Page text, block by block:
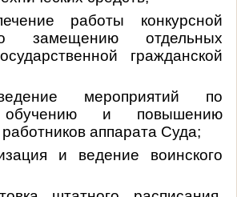
работы конкурсной
замещению отдельных
гражданской
мероприятий по
обучению и повышению
аппарата Суда;
и ведение воинского